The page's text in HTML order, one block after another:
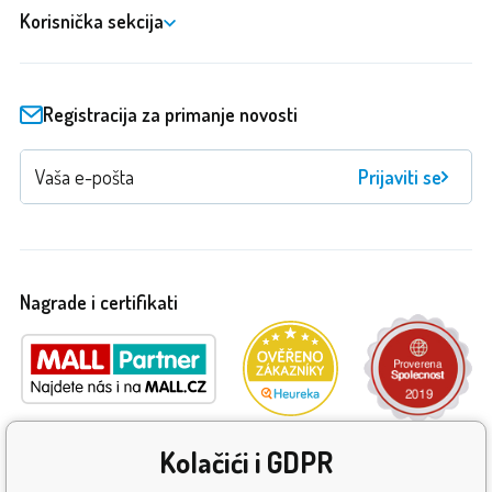
Korisnička sekcija
Registracija za primanje novosti
Prijaviti se
Nagrade i certifikati
Kolačići i GDPR